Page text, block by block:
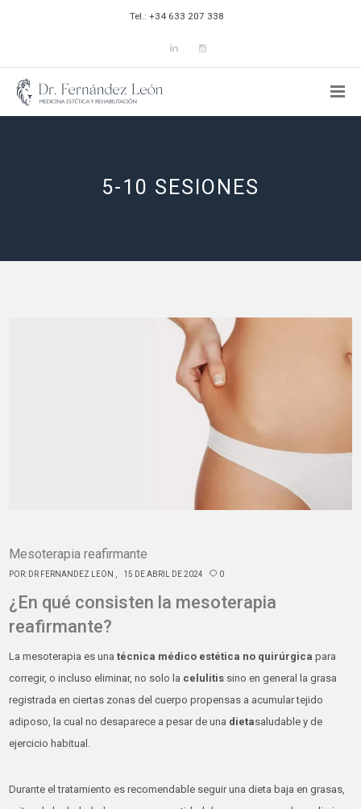
Tel.: +34 633 207 338
5-10 SESIONES
Mesoterapia reafirmante
POR: DR FERNANDEZ LEÓN 15 DE ABRIL DE 2024 0
¿En qué consisten la mesoterapia
reafirmante?
Lamesoterapia es unatécnica médico estética no quirúrgica para
corregir, o incluso eliminar, no solo la celulitis sino en general la grasa
registrada en ciertas zonas del cuerpo propensas a acumular tejido
adiposo, la cual no desaparece a pesar de una dietasaludable y de
ejercicio habitual.
Durante el tratamiento es recomendable seguir una dieta baja en grasas,